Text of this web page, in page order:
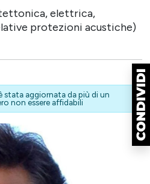
elettrica,
protezioni acustiche)
stata aggiornata da più di un
non essere affidabili